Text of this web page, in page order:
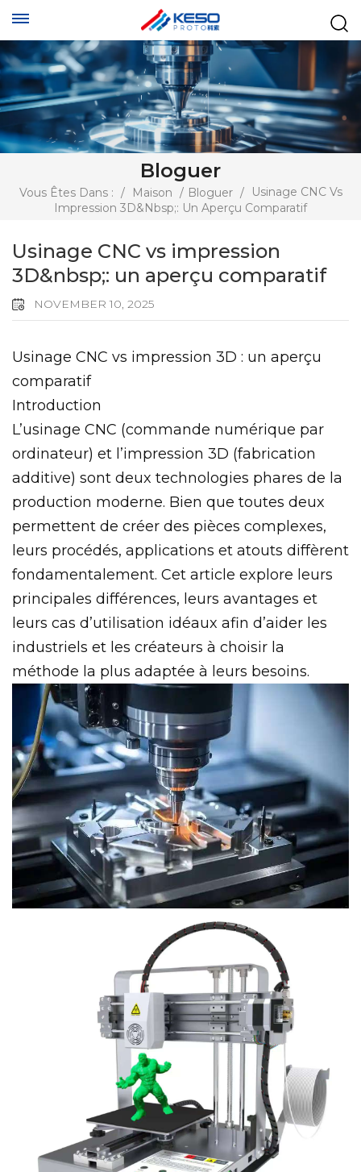
Bloguer
Vous Êtes Dans : / Maison / Bloguer /
Usinage CNC Vs
Impression 3D&nbsp;: Un Aperçu Comparatif
Usinage CNC vs impression
3D&nbsp;: un aperçu comparatif
NOVEMBER 10, 2025
Usinage CNC vs impression 3D : un aperçu
comparatif
Introduction
L’usinage CNC (commande numérique par
ordinateur) et l’impression 3D (fabrication
additive) sont deux technologies phares de la
production moderne. Bien que toutes deux
permettent de créer des pièces complexes,
leurs procédés, applications et atouts diffèrent
fondamentalement. Cet article explore leurs
principales différences, leurs avantages et
leurs cas d’utilisation idéaux afin d’aider les
industriels et les créateurs à choisir la
méthode la plus adaptée à leurs besoins.